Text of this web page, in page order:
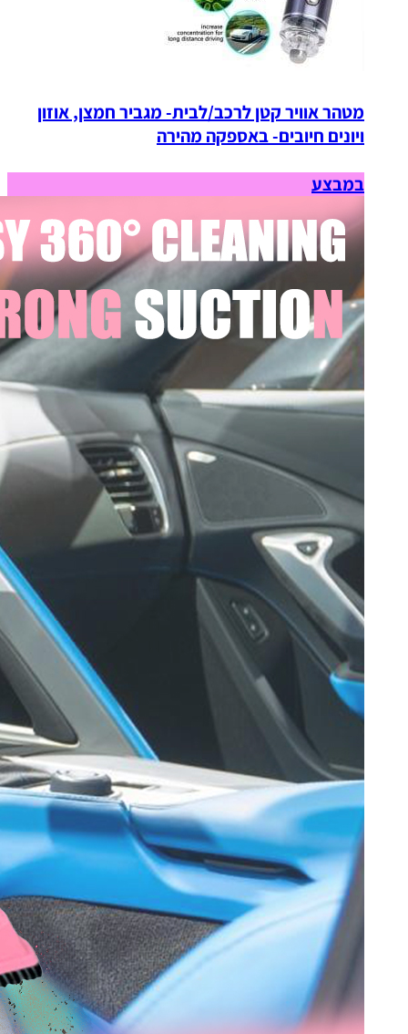
מטהר אוויר קטן לרכב/לבית- מגביר חמצן, אוזון
ויונים חיובים- באספקה מהירה
במבצע